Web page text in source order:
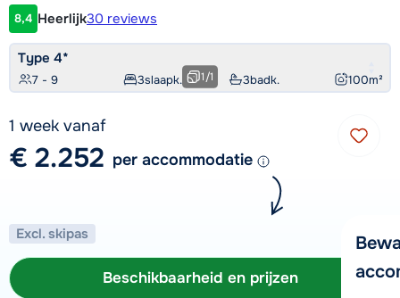
Klantwaardering
8,4 Heerlijk30 reviews
Type 4*
7 - 9 3slaapk. 3badk. 100m²
1/1
1 week vanaf
€ 2.252 per accommodatie
Excl. skipas
Beschikbaarheid en prijzen